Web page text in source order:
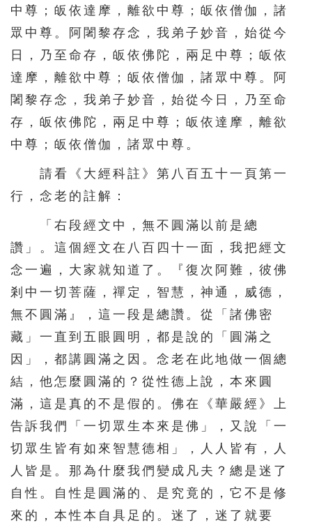
141 142 143 144 145
146 147 148 149 150
151 152 153 154 155
161 162 163 164 165
166 167 168
171 172 173 174 175
176 177
181 182 183 184
186 187 188 189 190
191 192 193 194 195
202 203 204 205
207 208 209 210
211 212 213 214 215
216 217 218 219 220
221 222 223 224
231 232 233 234 235
236 237 238 239 240
中尊；皈依達摩，離欲中尊；皈依僧伽，諸
眾中尊。阿闍黎存念，我弟子妙音，始從今
日，乃至命存，皈依佛陀，兩足中尊；皈依
達摩，離欲中尊；皈依僧伽，諸眾中尊。阿
闍黎存念，我弟子妙音，始從今日，乃至命
存，皈依佛陀，兩足中尊；皈依達摩，離欲
中尊；皈依僧伽，諸眾中尊。
請看《大經科註》第八百五十一頁第一
行，念老的註解：
「右段經文中，無不圓滿以前是總
讚」。這個經文在八百四十一面，我把經文
念一遍，大家就知道了。『復次阿難，彼佛
剎中一切菩薩，禪定，智慧，神通，威德，
無不圓滿』，這一段是總讚。從「諸佛密
藏」一直到五眼圓明，都是說的「圓滿之
因」，都講圓滿之因。念老在此地做一個總
結，他怎麼圓滿的？從性德上說，本來圓
滿，這是真的不是假的。佛在《華嚴經》上
告訴我們「一切眾生本來是佛」，又說「一
切眾生皆有如來智慧德相」，人人皆有，人
人皆是。那為什麼我們變成凡夫？總是迷了
自性。自性是圓滿的、是究竟的，它不是修
來的，本性本自具足的。迷了，迷了就要